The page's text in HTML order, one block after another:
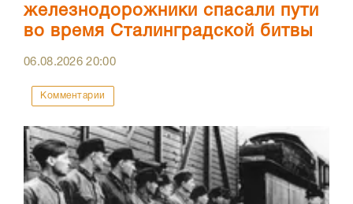
железнодорожники спасали пути
во время Сталинградской битвы
06.08.202620:00
Комментарии